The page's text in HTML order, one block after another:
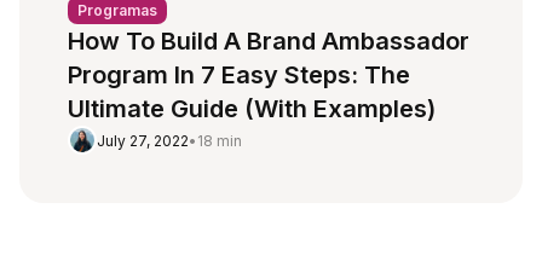
Programas
How To Build A Brand Ambassador
Program In 7 Easy Steps: The
Ultimate Guide (With Examples)
July 27, 2022• 18 min